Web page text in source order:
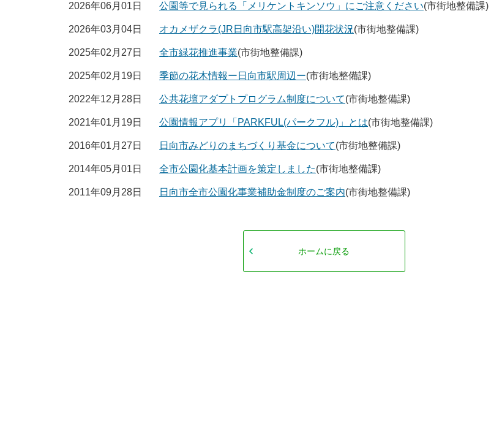
2026年06月01日 公園等で見られる「メリケントキンソウ」にご注意ください(市街地整備課)
2026年03月04日 オカメザクラ(JR日向市駅高架沿い)開花状況(市街地整備課)
2025年02月27日 全市緑花推進事業(市街地整備課)
2025年02月19日 季節の花木情報ー日向市駅周辺ー(市街地整備課)
2022年12月28日 公共花壇アダプトプログラム制度について(市街地整備課)
2021年01月19日 公園情報アプリ「PARKFUL(パークフル)」とは(市街地整備課)
2016年01月27日 日向市みどりのまちづくり基金について(市街地整備課)
2014年05月01日 全市公園化基本計画を策定しました(市街地整備課)
2011年09月28日 日向市全市公園化事業補助金制度のご案内(市街地整備課)
ホームに戻る